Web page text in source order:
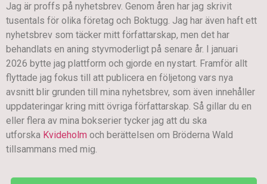
Jag är proffs på nyhetsbrev. Genom åren har jag skrivit
tusentals för olika företag och Boktugg. Jag har även haft ett
nyhetsbrev som täcker mitt författarskap, men det har
behandlats en aning styvmoderligt på senare år. I januari
2026 bytte jag plattform och gjorde en nystart. Framför allt
flyttade jag fokus till att publicera en följetong vars nya
avsnitt blir grunden till mina nyhetsbrev, som även innehåller
uppdateringar kring mitt övriga författarskap. Så gillar du en
eller flera av mina bokserier tycker jag att du ska
utforska Kvideholm och berättelsen om Bröderna Wald
tillsammans med mig.